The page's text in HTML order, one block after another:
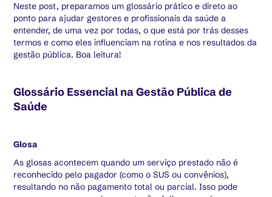
Neste post, preparamos um glossário prático e direto ao
ponto para ajudar gestores e profissionais da saúde a
entender, de uma vez por todas, o que está por trás desses
termos e como eles influenciam na rotina e nos resultados da
gestão pública. Boa leitura!
Glossário Essencial na Gestão Pública de
Saúde
Glosa
As glosas acontecem quando um serviço prestado não é
reconhecido pelo pagador (como o SUS ou convênios),
resultando no não pagamento total ou parcial. Isso pode